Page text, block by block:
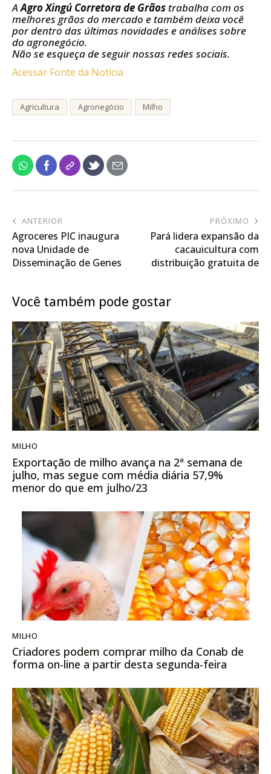
AAgro Xingú Corretora de Grãos trabalha com os
melhores grãos do mercado e também deixa você
por dentro das últimas novidades e análises sobre
do agronegócio.
Não se esqueça de seguir nossas redes sociais.
Acessar Fonte da Notícia
Agricultura Agronegócio Milho
ANTERIOR
Agroceres PIC inaugura
nova Unidade de
Disseminação de Genes
de Genética Líquida no
PRÓXIMO
Pará lidera expansão da
cacauicultura com
distribuição gratuita de
Você também pode gostar
MILHO
Exportação de milho avança na 2ª semana de
julho, mas segue com média diária 57,9%
menor do que em julho/23
MILHO
Criadores podem comprar milho da Conab de
forma on-line a partir desta segunda-feira